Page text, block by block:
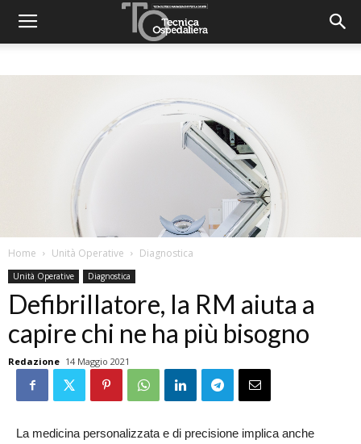
Home Unità Operative Diagnostica
Unità Operative Diagnostica
Defibrillatore, la RM aiuta a
capire chi ne ha più bisogno
Redazione 14 Maggio 2021
La medicina personalizzata e di precisione implica anche